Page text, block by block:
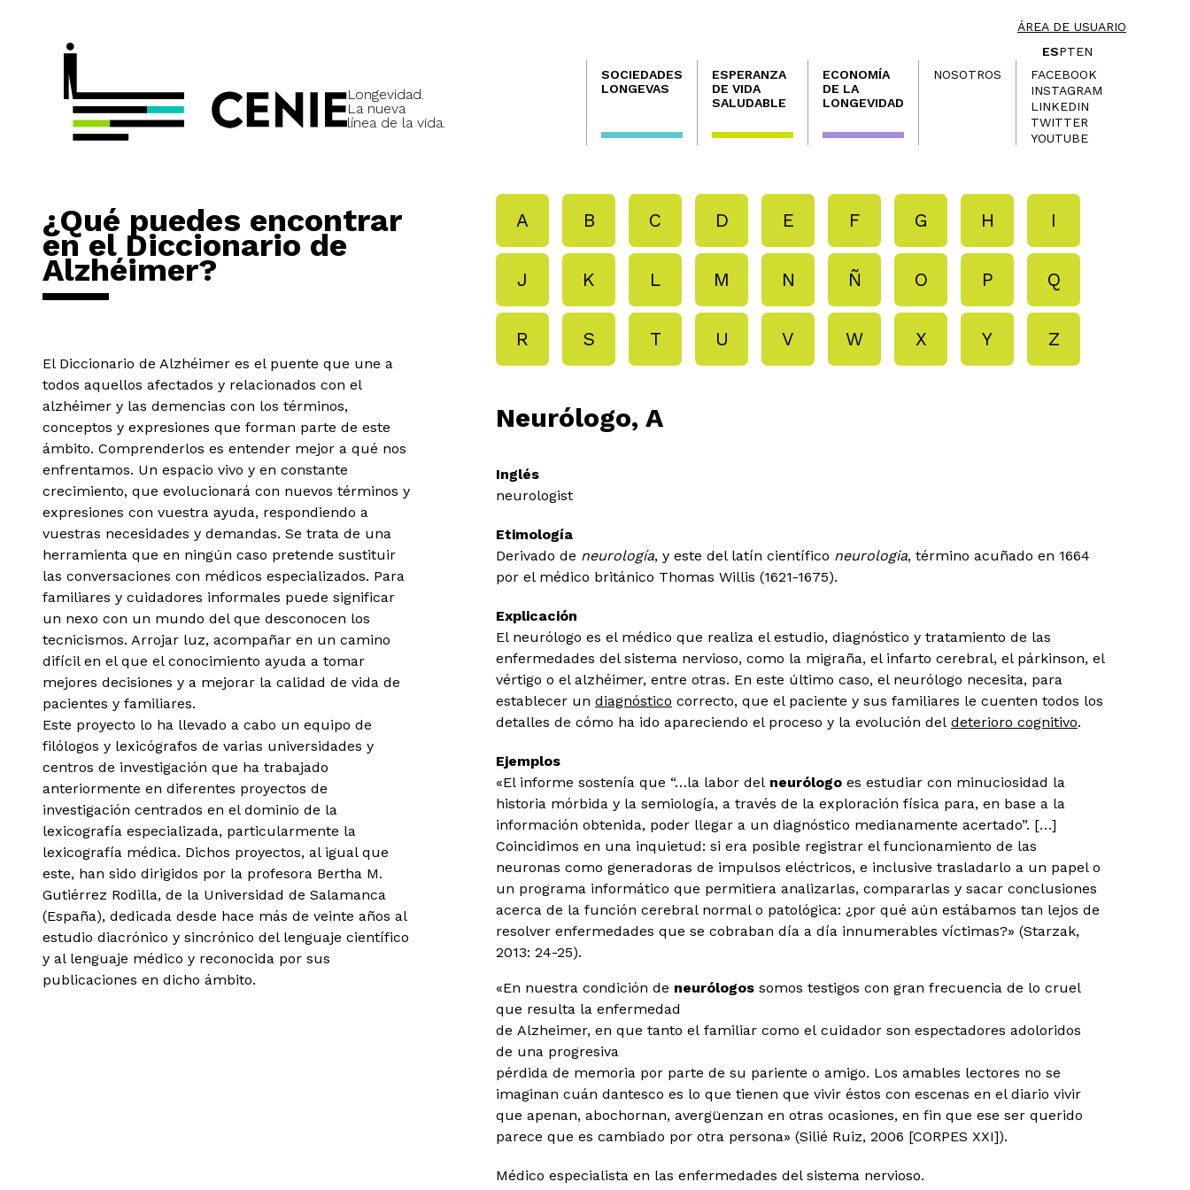
ÁREA DE USUARIO
Longevidad.
La nueva
línea de la vida.
ESPTEN
Navegación
principal
SOCIEDADES
LONGEVAS
ESPERANZA
DE VIDA
SALUDABLE
ECONOMÍA
DE LA
LONGEVIDAD
NOSOTROS
FACEBOOK
INSTAGRAM
LINKEDIN
TWITTER
YOUTUBE
¿Qué puedes encontrar
en el Diccionario de
Alzhéimer?
El Diccionario de Alzhéimer es el puente que une a
todos aquellos afectados y relacionados con el
alzhéimer y las demencias con los términos,
conceptos y expresiones que forman parte de este
ámbito. Comprenderlos es entender mejor a qué nos
enfrentamos. Un espacio vivo y en constante
crecimiento, que evolucionará con nuevos términos y
expresiones con vuestra ayuda, respondiendo a
vuestras necesidades y demandas. Se trata de una
herramienta que en ningún caso pretende sustituir
las conversaciones con médicos especializados. Para
familiares y cuidadores informales puede significar
un nexo con un mundo del que desconocen los
tecnicismos. Arrojar luz, acompañar en un camino
difícil en el que el conocimiento ayuda a tomar
mejores decisiones y a mejorar la calidad de vida de
pacientes y familiares.
Este proyecto lo ha llevado a cabo un equipo de
filólogos y lexicógrafos de varias universidades y
centros de investigación que ha trabajado
anteriormente en diferentes proyectos de
investigación centrados en el dominio de la
lexicografía especializada, particularmente la
lexicografía médica. Dichos proyectos, al igual que
este, han sido dirigidos por la profesora Bertha M.
Gutiérrez Rodilla, de la Universidad de Salamanca
(España), dedicada desde hace más de veinte años al
estudio diacrónico y sincrónico del lenguaje científico
y al lenguaje médico y reconocida por sus
publicaciones en dicho ámbito.
A B C D E F G H I
J K L M N Ñ O P Q
R S T U V W X Y Z
Neurólogo, A
Inglés
neurologist
Etimología
Derivado de neurología, y este del latín científico neurologia, término acuñado en 1664
por el médico británico Thomas Willis (1621-1675).
Explicación
El neurólogo es el médico que realiza el estudio, diagnóstico y tratamiento de las
enfermedades del sistema nervioso, como la migraña, el infarto cerebral, el párkinson, el
vértigo o el alzhéimer, entre otras. En este último caso, el neurólogo necesita, para
establecer un diagnóstico correcto, que el paciente y sus familiares le cuenten todos los
detalles de cómo ha ido apareciendo el proceso y la evolución del deterioro cognitivo.
Ejemplos
«El informe sostenía que “…la labor del neurólogo es estudiar con minuciosidad la
historia mórbida y la semiología, a través de la exploración física para, en base a la
información obtenida, poder llegar a un diagnóstico medianamente acertado”. […]
Coincidimos en una inquietud: si era posible registrar el funcionamiento de las
neuronas como generadoras de impulsos eléctricos, e inclusive trasladarlo a un papel o
un programa informático que permitiera analizarlas, compararlas y sacar conclusiones
acerca de la función cerebral normal o patológica: ¿por qué aún estábamos tan lejos de
resolver enfermedades que se cobraban día a día innumerables víctimas?» (Starzak,
2013: 24-25).
«En nuestra condición de neurólogos somos testigos con gran frecuencia de lo cruel
que resulta la enfermedad
de Alzheimer, en que tanto el familiar como el cuidador son espectadores adoloridos
de una progresiva
pérdida de memoria por parte de su pariente o amigo. Los amables lectores no se
imaginan cuán dantesco es lo que tienen que vivir éstos con escenas en el diario vivir
que apenan, abochornan, avergüenzan en otras ocasiones, en fin que ese ser querido
parece que es cambiado por otra persona» (Silié Ruiz, 2006 [CORPES XXI]).
Médico especialista en las enfermedades del sistema nervioso.